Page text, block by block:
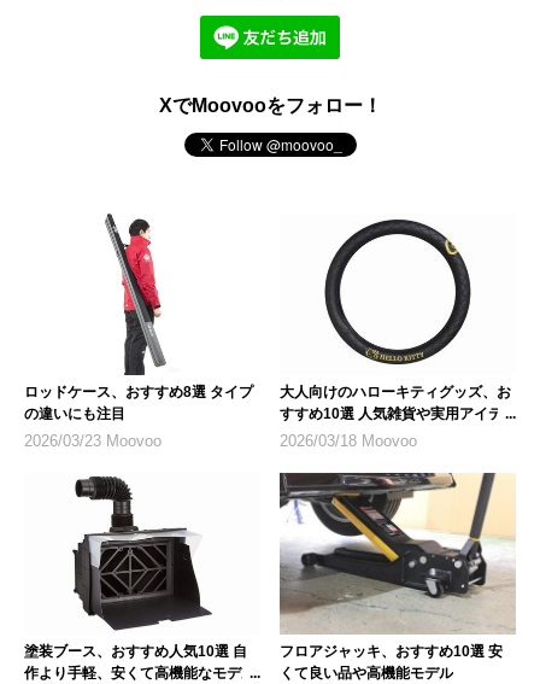
XでMoovooをフォロー！
ロッドケース、おすすめ8選 タイプ
の違いにも注目
2026/03/23 Moovoo
大人向けのハローキティグッズ、お
すすめ10選 人気雑貨や実用アイテ
ム
2026/03/18 Moovoo
塗装ブース、おすすめ人気10選 自
作より手軽、安くて高機能なモデル
フロアジャッキ、おすすめ10選 安
くて良い品や高機能モデル